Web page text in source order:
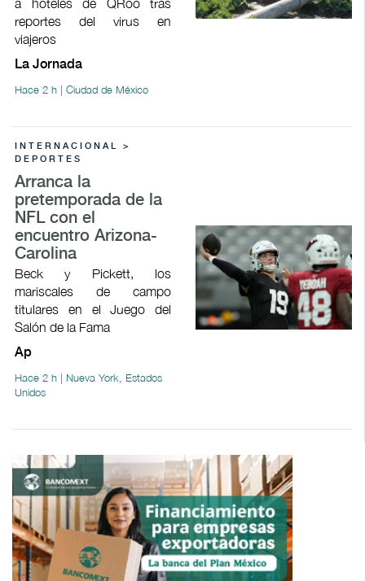
reportes del virus en
viajeros
La Jornada
Hace 2 h | Ciudad de México
INTERNACIONAL >
DEPORTES
Arranca la
pretemporada de la
NFL con el
encuentro Arizona-
Carolina
Beck y Pickett, los
mariscales de campo
titulares en el Juego del
Salón de la Fama
Ap
Hace 2 h | Nueva York, Estados
Unidos